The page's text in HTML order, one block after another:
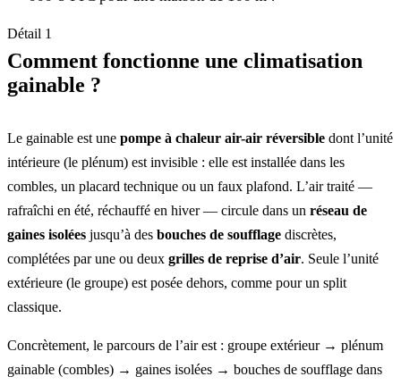
Détail 1
Comment fonctionne une climatisation
gainable ?
Le gainable est une pompe à chaleur air-air réversible dont l’unité
intérieure (le plénum) est invisible : elle est installée dans les
combles, un placard technique ou un faux plafond. L’air traité —
rafraîchi en été, réchauffé en hiver — circule dans un réseau de
gaines isolées jusqu’à des bouches de soufflage discrètes,
complétées par une ou deux grilles de reprise d’air. Seule l’unité
extérieure (le groupe) est posée dehors, comme pour un split
classique.
Concrètement, le parcours de l’air est : groupe extérieur → plénum
gainable (combles) → gaines isolées → bouches de soufflage dans